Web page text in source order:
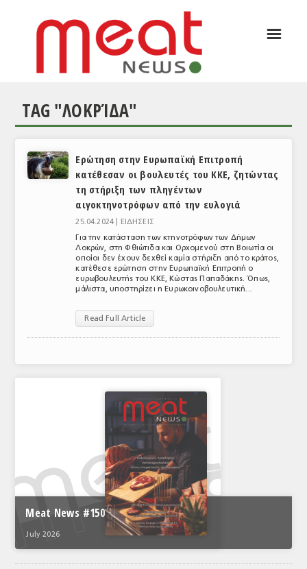
ΕΙΔΗΣΕΙΣ
ΘΕΜΑΤΑ
ΕΥΡΩΠΑΪΚΕΣ ΑΠΟΦΑΣΕΙΣ
ΥΠΗΡΕΣΙΕΣ
ΕΜΠΟΡΙΚΟΙ ΑΝΤΙΠΡΟΣΩΠΟΙ
☰
TAG "ΛΟΚΡΊΔΑ"
Ερώτηση στην Ευρωπαϊκή Επιτροπή
κατέθεσαν οι βουλευτές του ΚΚΕ, ζητώντας
τη στήριξη των πληγέντων
αιγοκτηνοτρόφων από την ευλογιά
25.04.2024 |
ΕΙΔΗΣΕΙΣ
Για την κατάσταση των κτηνοτρόφων των Δήμων
Λοκρών, στη Φθιώτιδα και Ορχομενού στη Βοιωτία οι
οποίοι δεν έχουν δεχθεί καμία στήριξη από το κράτος,
κατέθεσε ερώτηση στην Ευρωπαϊκή Επιτροπή ο
ευρωβουλευτής του ΚΚΕ, Κώστας Παπαδάκης. Όπως,
μάλιστα, υποστηρίζει η Ευρωκοινοβουλευτική...
Read Full Article
Meat News #150
July 2026